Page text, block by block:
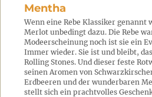
Mentha
Wenn eine Rebe Klassiker genannt
Merlot unbedingt dazu. Die Rebe
Modeerscheinung noch ist sie ein
Immer wieder. Sie ist und bleibt,
Rolling Stones. Und dieser feste
seinen Aromen von
Erdbeeren und der wunderbaren
stellt sich ein prachtvolles